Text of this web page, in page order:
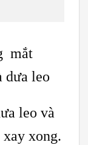
mắt
dưa leo
leo và
xong.